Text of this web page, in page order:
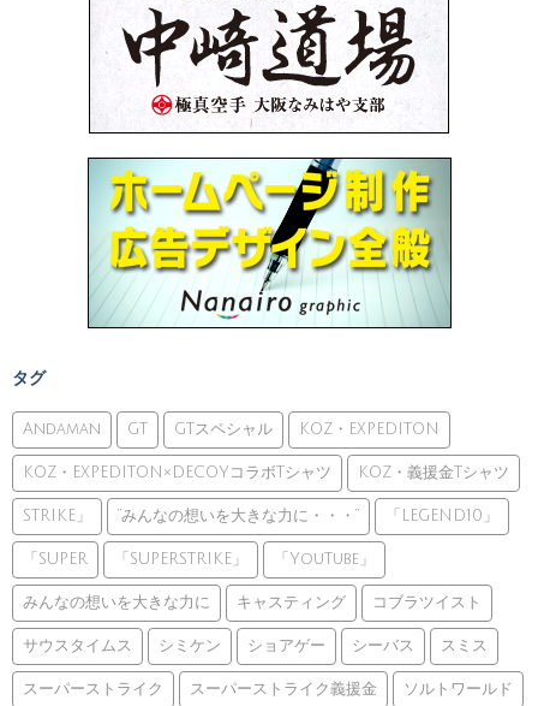
タグ
Andaman GT GTスペシャル KOZ・EXPEDITON
KOZ・EXPEDITON×DECOYコラボTシャツ KOZ・義援金Tシャツ
STRIKE」 ”みんなの想いを大きな力に・・・” 「LEGEND10」
「SUPER 「SUPERSTRIKE」 「YouTube」
みんなの想いを大きな力に キャスティング コブラツイスト
サウスタイムス シミケン ショアゲー シーバス スミス
スーパーストライク スーパーストライク義援金 ソルトワールド